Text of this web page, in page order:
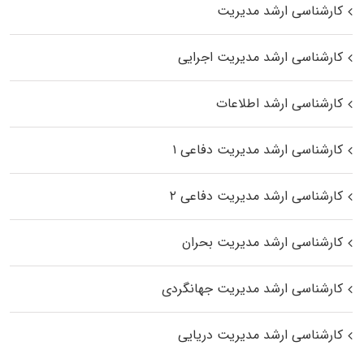
کارشناسی ارشد مدیریت
کارشناسی ارشد مدیریت اجرایی
کارشناسی ارشد اطلاعات
کارشناسی ارشد مدیریت دفاعی ۱
کارشناسی ارشد مدیریت دفاعی ۲
کارشناسی ارشد مدیریت بحران
کارشناسی ارشد مدیریت جهانگردی
کارشناسی ارشد مدیریت دریایی